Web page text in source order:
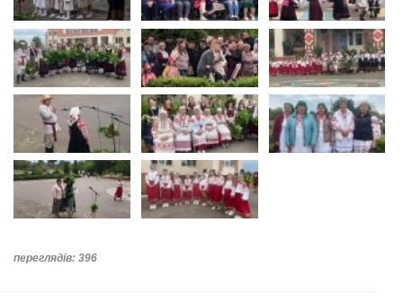
переглядів: 396